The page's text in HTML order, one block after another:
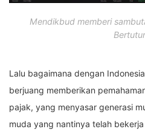
Mendikbud memberi
Lalu bagaimana dengan
berjuang memberikan
pajak, yang menyasar generasi
muda yang nantinya telah